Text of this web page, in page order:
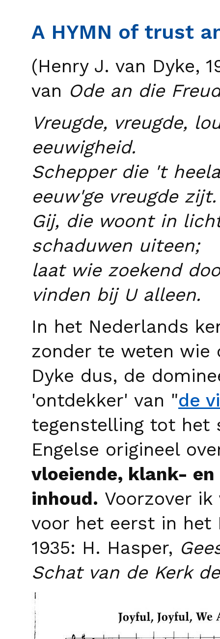
A HYMN of trust
(Henry J. van Dyke,
van Ode an die
Vreugde, vreugde,
eeuwigheid.
Schepper die 't
eeuw'ge vreugde zijt.
Gij, die woont in
schaduwen uiteen;
laat wie zoekend
vinden bij U alleen.
In het Nederlands
zonder te weten wie
Dyke dus, de
'ontdekker' van "de
tegenstelling tot het
Engelse origineel
vloeiende, klank-
inhoud. Voorzover
voor het eerst in het
1935: H. Hasper,
Schat van de Kerk